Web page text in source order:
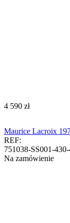
‍4 590‍ zł
Maurice Lacroix
REF:
751038-SS001-
Na zamówienie